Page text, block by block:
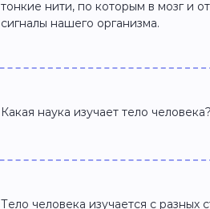
тонкие нити, по которым в мозг и
сигналы нашего организма.
Какая наука изучает тело человека?
Тело человека изучается с разных